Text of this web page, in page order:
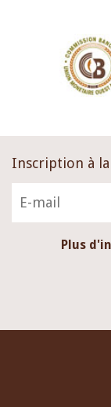
Inscription à
Plus